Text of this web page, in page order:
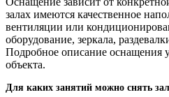
залах имеются качественное
вентиляции или
оборудование, зеркала,
Подробное описание оснащения
объекта.
Для каких занятий можно снять